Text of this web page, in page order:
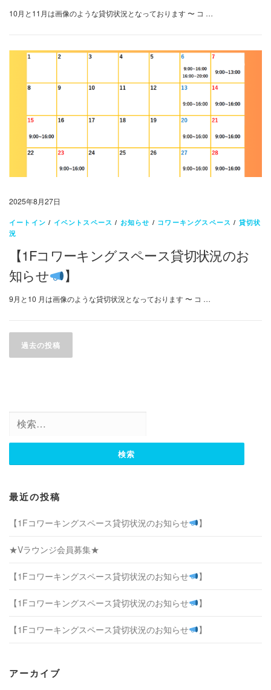
10月と11月は画像のような貸切状況となっております 〜 コ …
2025年8月27日
イートイン / イベントスペース / お知らせ / コワーキングスペース / 貸切状
況
【1Fコワーキングスペース貸切状況のお
知らせ
】
9月と10 月は画像のような貸切状況となっております 〜 コ …
投
稿
ナ
ー
シ
ョ
過去の投稿
索:
最近の投稿
【1Fコワーキングスペース貸切状況のお知らせ 】
★Vラウンジ会員募集★
【1Fコワーキングスペース貸切状況のお知らせ 】
【1Fコワーキングスペース貸切状況のお知らせ 】
【1Fコワーキングスペース貸切状況のお知らせ 】
アーカイブ